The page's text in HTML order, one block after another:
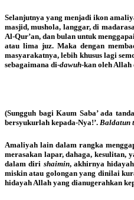
Selanjutnya yang menjadi ikon
masjid, mushola, langgar, di
Al-Qur’an, dan bulan untuk
atau lima juz. Maka dengan
masyarakatnya, lebih khusus lagi
sebagaimana di-dawuh-kan oleh Allah
(Sungguh bagi Kaum Saba’ ada
bersyukurlah kepada-Nya!’. Baldatun
Amaliyah lain dalam rangka
merasakan lapar, dahaga, kesulitan,
dalam diri shaimin, akhirnya
miskin atau golongan yang dinilai
hidayah Allah yang dianugerahkan